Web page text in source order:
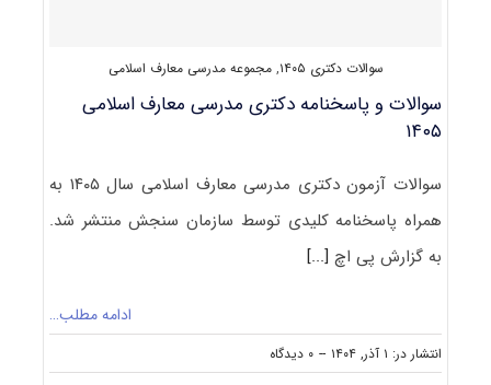
سوالات دکتری ۱۴۰۵ ,مجموعه مدرسی معارف اسلامی
سوالات و پاسخنامه دکتری مدرسی معارف اسلامی
۱۴۰۵
سوالات آزمون دکتری مدرسی معارف اسلامی سال ۱۴۰۵ به
همراه پاسخنامه کلیدی توسط سازمان سنجش منتشر شد.
به گزارش پی اچ[...]
ادامه مطلب…
انتشار در: ۱ آذر, ۱۴۰۴ -- ۰ دیدگاه
on
سوالات